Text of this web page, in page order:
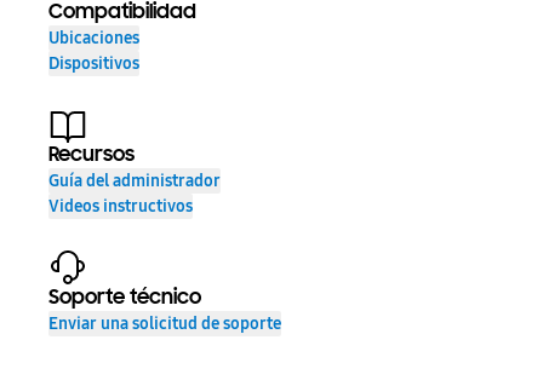
Compatibilidad
Ubicaciones
Dispositivos
Recursos
Guía del administrador
Videos instructivos
Soporte técnico
Enviar una solicitud de soporte